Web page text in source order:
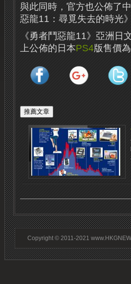
與此同時，官方也公佈了
惡龍11：尋覓失去的時光》
《勇者鬥惡龍11》亞洲日
上公佈的日本PS4版售價
Copyright © 2011-2021